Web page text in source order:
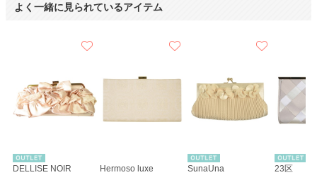
よく一緒に見られているアイテム
DELLISE NOIR Hermoso luxe SunaUna 23区